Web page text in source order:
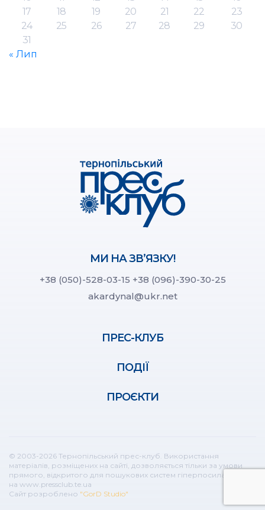
17
18 19 20 21 22
23
24
25 26 27 28 29
30
31
« Лип
МИ НА ЗВ’ЯЗКУ!
+38 (050)-528-03-15 +38 (096)-390-30-25
akardynal@ukr.net
ПРЕС-КЛУБ
ПОДІЇ
ПРОЄКТИ
© 2003-2026 Тернопільський прес-клуб. Використання
матеріалів, розміщених на сайті, дозволяється тільки за умови
прямого, відкритого для пошукових систем гіперпосилання
на www.pressclub.te.ua
Сайт розроблено "GorD Studio"